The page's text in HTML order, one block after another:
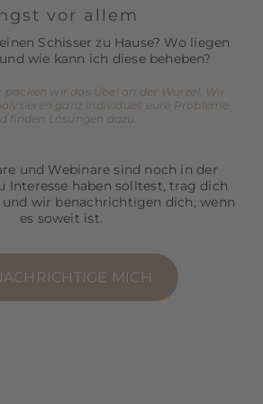
vor allem
Schisser zu Hause? Wo liegen
wie kann ich diese beheben?
packen wir das Übel an der Wurzel. Wir
ganz individuell eure Probleme
finden Lösungen dazu.
und Webinare sind noch in der
Interesse haben solltest, trag dich
wir benachrichtigen dich, wenn
es soweit ist.
MICH